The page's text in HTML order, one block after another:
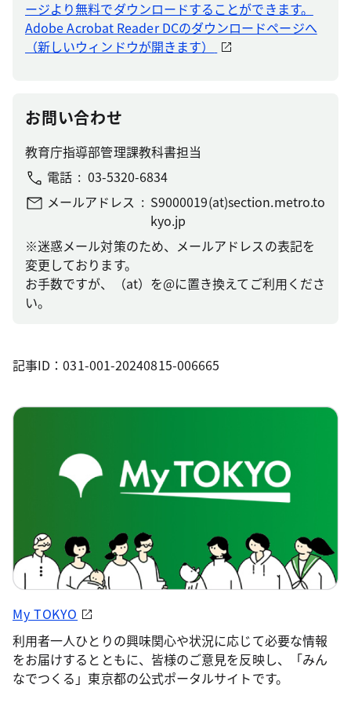
ージより無料でダウンロードすることができます。
Adobe Acrobat Reader DCのダウンロードページへ
（新しいウィンドウが開きます）
お問い合わせ
教育庁指導部管理課教科書担当
電話
03-5320-6834
メールアドレス
S9000019(at)section.metro.to
kyo.jp
※迷惑メール対策のため、メールアドレスの表記を
変更しております。
お手数ですが、（at）を@に置き換えてご利用くださ
い。
記事ID：031-001-20240815-006665
My TOKYO
利用者一人ひとりの興味関心や状況に応じて必要な情報
をお届けするとともに、皆様のご意見を反映し、「みん
なでつくる」東京都の公式ポータルサイトです。